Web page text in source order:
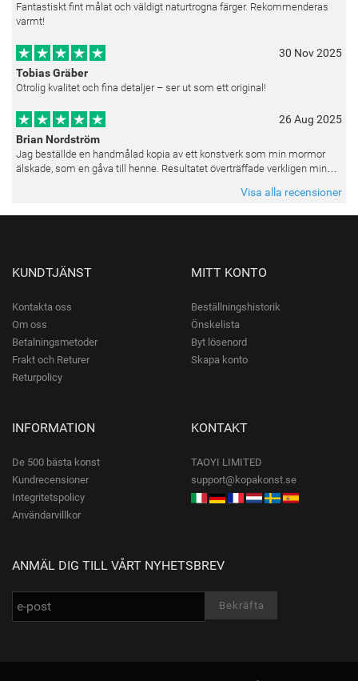
Fantastiskt fint målat och väldigt naturtrogna färger. Rekommenderas
varmt!
30 Nov 2025
Tobias Gräber
Otrolig kvalitet och fina detaljer – ser ut som ett original!
26 Aug 2025
Brian Nordström
Jag beställde en handmålad kopia av ett konstverk som min mormor
älskade, som en gåva till henne. Resultatet överträffade verkligen mina
Visa alla recensioner
KUNDTJÄNST
Kontakta oss
Om oss
Betalningsmetoder
Frakt och Returer
Returpolicy
MITT KONTO
Beställningshistorik
Önskelista
Byt lösenord
Skapa konto
INFORMATION
De 500 bästa konst
Kundrecensioner
Integritetspolicy
Användarvillkor
KONTAKT
TAOYI LIMITED
support@kopakonst.se
ANMÄL DIG TILL VÅRT NYHETSBREV